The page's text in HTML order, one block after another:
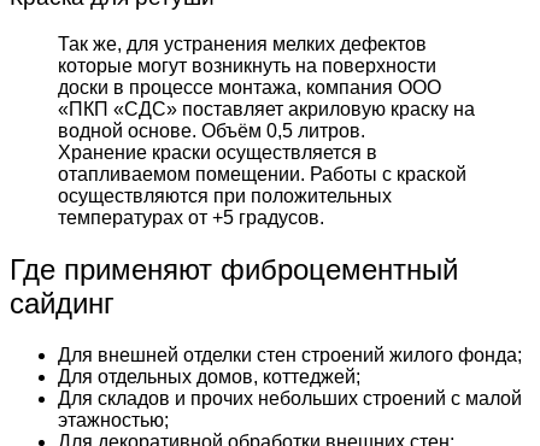
Так же, для устранения мелких дефектов
которые могут возникнуть на поверхности
доски в процессе монтажа, компания ООО
«ПКП «СДС» поставляет акриловую краску на
водной основе. Объём 0,5 литров.
Хранение краски осуществляется в
отапливаемом помещении. Работы с краской
осуществляются при положительных
температурах от +5 градусов.
Где применяют фиброцементный
сайдинг
Для внешней отделки стен строений жилого фонда;
Для отдельных домов, коттеджей;
Для складов и прочих небольших строений с малой
этажностью;
Для декоративной обработки внешних стен;